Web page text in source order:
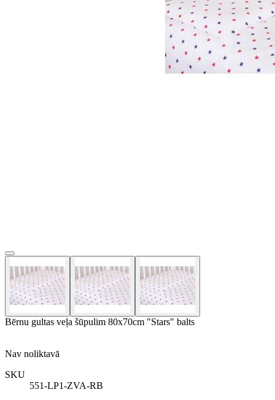
Bērnu gultas veļa šūpulim 80x70cm "Stars" balts
Nav noliktavā
SKU
551-LP1-ZVA-RB